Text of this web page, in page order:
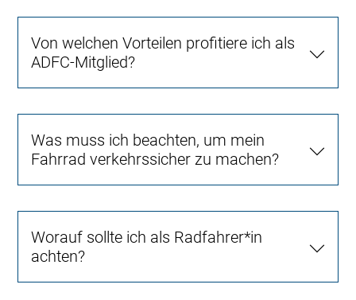
Von welchen Vorteilen profitiere ich als
ADFC-Mitglied?
Was muss ich beachten, um mein
Fahrrad verkehrssicher zu machen?
Worauf sollte ich als Radfahrer*in
achten?